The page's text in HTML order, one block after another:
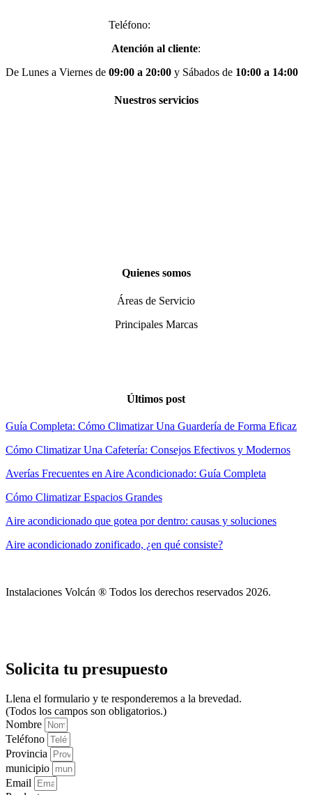
Teléfono:
Atención al cliente:
De Lunes a Viernes de 09:00 a 20:00 y Sábados de 10:00 a 14:00
Nuestros servicios
Quienes somos
Áreas de Servicio
Principales Marcas
Últimos post
Guía Completa: Cómo Climatizar Una Guardería de Forma Eficaz
Cómo Climatizar Una Cafetería: Consejos Efectivos y Modernos
Averías Frecuentes en Aire Acondicionado: Guía Completa
Cómo Climatizar Espacios Grandes
Aire acondicionado que gotea por dentro: causas y soluciones
Aire acondicionado zonificado, ¿en qué consiste?
Instalaciones Volcán ® Todos los derechos reservados 2026.
Solicita tu presupuesto
Llena el formulario y te responderemos a la brevedad.
(Todos los campos son obligatorios.)
Nombre
Teléfono
Provincia
municipio
Email